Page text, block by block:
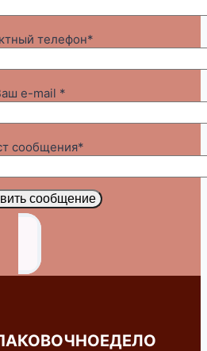
телефон*
e-mail *
сообщения*
сообщение